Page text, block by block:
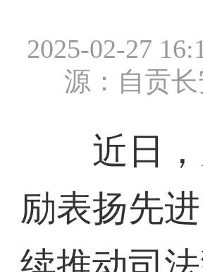
2025-02-27
源：自贡长
近日，
励表扬先